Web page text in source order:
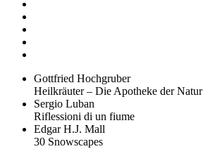
Gottfried Hochgruber
Heilkräuter – Die Apotheke der Natur
Sergio Luban
Riflessioni di un fiume
Edgar H.J. Mall
30 Snowscapes